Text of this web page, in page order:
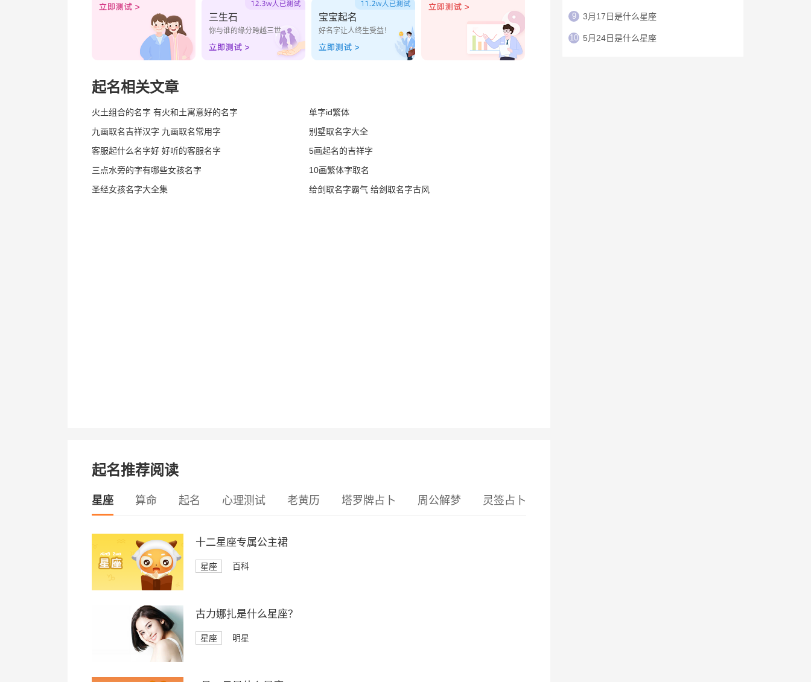
三生石
你与谁的缘分跨越三世
宝宝起名
好名字让人终生受益！
起名相关文章
火土组合的名字 有火和土寓意好的名字
单字id繁体
九画取名吉祥汉字 九画取名常用字
别墅取名字大全
客服起什么名字好 好听的客服名字
5画起名的吉祥字
三点水旁的字有哪些女孩名字
10画繁体字取名
圣经女孩名字大全集
给剑取名字霸气 给剑取名字古风
起名推荐阅读
星座 算命 起名 心理测试 老黄历 塔罗牌占卜 周公解梦 灵签占卜
十二星座专属公主裙
星座 百科
古力娜扎是什么星座？
星座 明星
9 3月17日是什么星座
10 5月24日是什么星座